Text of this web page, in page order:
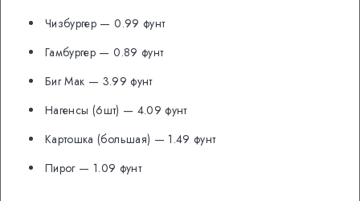
Чизбургер — 0.99 фунт
Гамбургер — 0.89 фунт
Биг Мак — 3.99 фунт
Нагенсы (6шт) — 4.09 фунт
Картошка (большая) — 1.49 фунт
Пирог — 1.09 фунт